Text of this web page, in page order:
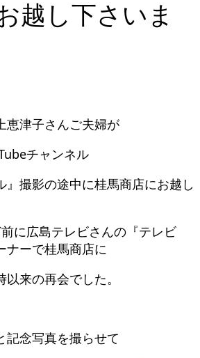
越し下さいま
恵津子さんご夫婦が
チャンネル
』撮影の途中に桂馬商店にお越し
に広島テレビさんの『テレビ
ナーで桂馬商店に
来の再会でした。
記念写真を撮らせて